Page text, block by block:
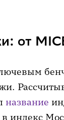
от
название
индекс